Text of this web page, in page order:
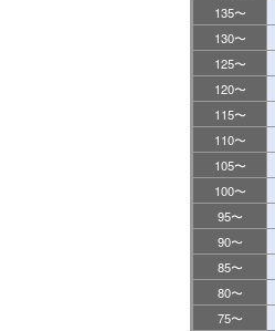
135〜
130〜
125〜
120〜
115〜
110〜
105〜
100〜
95〜
90〜
85〜
80〜
75〜